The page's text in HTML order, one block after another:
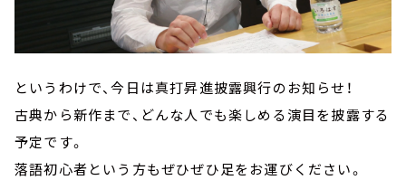
というわけで、今日は真打昇進披露興行のお知らせ！
古典から新作まで、どんな人でも楽しめる演目を披露する
予定です。
落語初心者という方もぜひぜひ足をお運びください。